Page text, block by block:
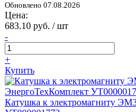
Обновлено 07.08.2026
Цена:
683.10 руб. / шт
-
+
Купить
Катушка к электромагниту